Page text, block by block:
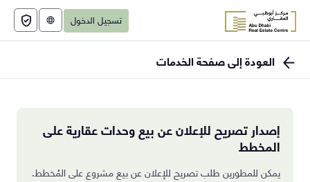
تسجيل الدخول English
العودة إلى صفحة الخدمات
إصدار تصريح للإعلان عن بيع وحدات عقارية على
المخطط
يمكن للمطورين طلب تصريح للإعلان عن بيع مشروع على المُخطط.